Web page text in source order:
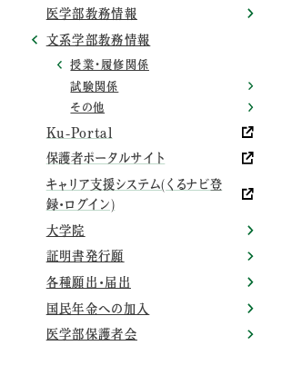
医学部教務情報
文系学部教務情報
授業・履修関係
試験関係
その他
Ku-Portal
保護者ポータルサイト
キャリア支援システム(くるナビ登
録・ログイン)
大学院
証明書発行願
各種願出・届出
国民年金への加入
医学部保護者会